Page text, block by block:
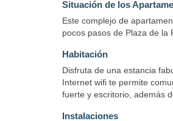
Situación de los
Este complejo de
pocos pasos de Plaza de la
Habitación
Disfruta de una estancia
Internet wifi te permite
fuerte y escritorio, además
Instalaciones